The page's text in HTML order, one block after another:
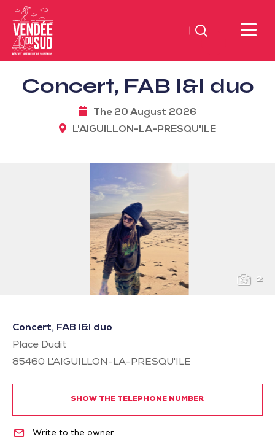
Sud
Vendée
Search
Concert, FAB I&I duo
The 20 August 2026
L'AIGUILLON-LA-PRESQU'ILE
2
Concert, FAB I&I duo
Place Dudit
85460 L'AIGUILLON-LA-PRESQU'ILE
SHOW THE TELEPHONE NUMBER
Write to the owner